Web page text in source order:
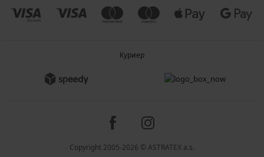
Куриер
Copyright 2005-2026 © ASTRATEX a.s.